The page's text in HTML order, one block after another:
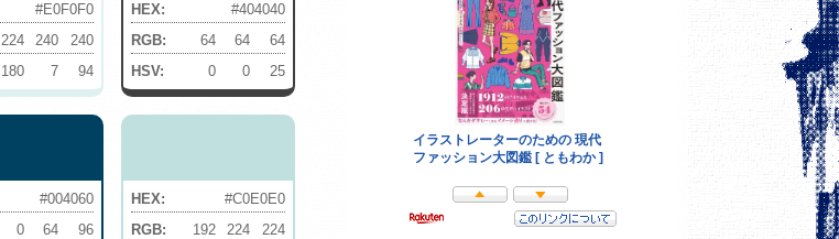
#E0F0F0
224 240
240
180 7 94
HEX:
#404040
RGB:
64 64
64
HSV:
0 0 25
#004060
0 64
96
HEX:
#C0E0E0
RGB:
192 224
224